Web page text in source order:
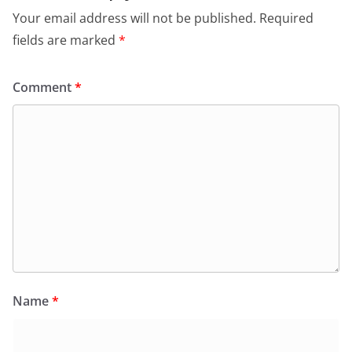
Your email address will not be published. Required
fields are marked *
Comment*
Name*